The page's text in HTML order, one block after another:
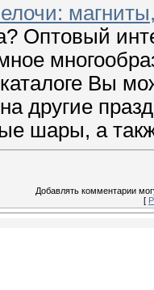
Оптовый
Вы
другие
шары, а
Добавлять комментарии
[